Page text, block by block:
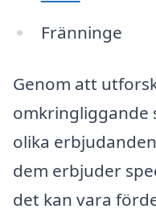
Fränninge
Genom att
omkringliggande
olika
dem erbjuder
det kan vara